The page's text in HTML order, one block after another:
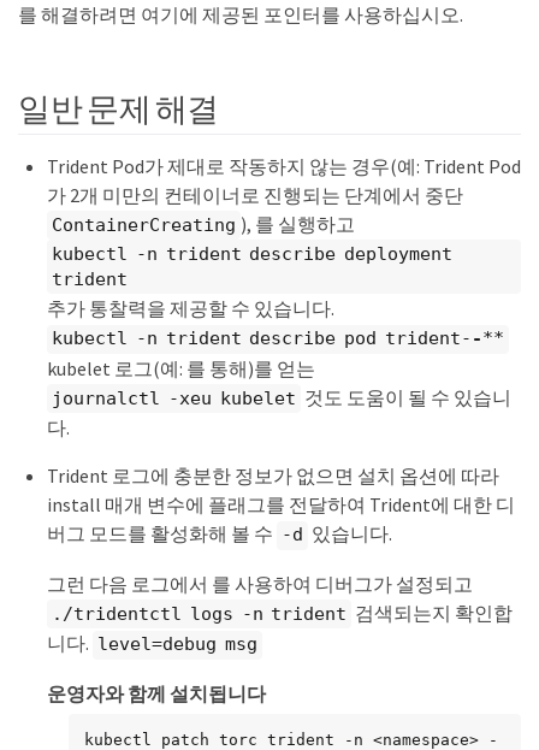
를 해결하려면 여기에 제공된 포인터를 사용하십시오.
일반 문제 해결
Trident Pod가 제대로 작동하지 않는 경우(예: Trident Pod
가 2개 미만의 컨테이너로 진행되는 단계에서 중단
ContainerCreating ), 를 실행하고
kubectl -n trident describe deployment
trident
추가 통찰력을 제공할 수 있습니다.
kubectl -n trident describe pod trident- -**
kubelet 로그(예: 를 통해)를 얻는
journalctl -xeu kubelet 것도 도움이 될 수 있습니
다.
Trident 로그에 충분한 정보가 없으면 설치 옵션에 따라
install 매개 변수에 플래그를 전달하여 Trident에 대한 디
버그 모드를 활성화해 볼 수 -d 있습니다.
그런 다음 로그에서 를 사용하여 디버그가 설정되고
./tridentctl logs -n trident 검색되는지 확인합
니다. level=debug msg
운영자와 함께 설치됩니다
kubectl patch torc trident -n <namespace> -